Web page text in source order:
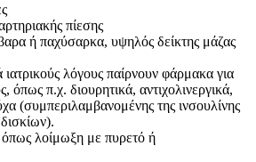
πίεσης
ή παχύσαρκα, υψηλός δείκτης μάζας
λόγους παίρνουν φάρμακα για
όπως π.χ. διουρητικά, αντιχολινεργικά,
(συμπεριλαμβανομένης της ινσουλίνης
λοίμωξη με πυρετό ή